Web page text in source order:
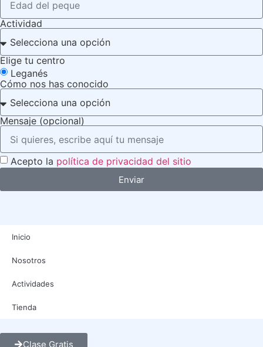
Actividad
Elige tu centro
Leganés
Cómo nos has conocido
Mensaje (opcional)
Acepto la política de privacidad del sitio
Enviar
Inicio
Nosotros
Actividades
Tienda
Clase Gratis